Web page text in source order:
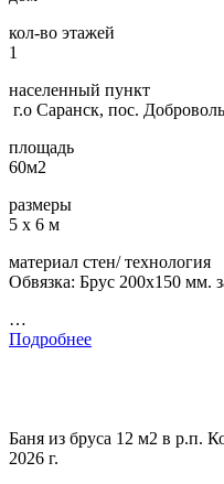
кол-во этажей
1
населенный пункт
г.о Саранск, пос.
площадь
60м2
размеры
5 х 6 м
материал стен/ технология
Обвязка: Брус 200х150 мм.
…
Подробнее
Баня из бруса 12 м2 в р.п.
2026 г.